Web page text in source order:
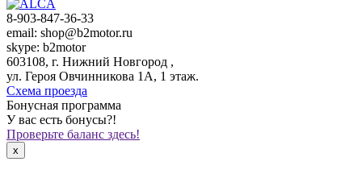
8-903-847-36-33
email: shop@b2motor.ru
skype: b2motor
603108, г. Нижний Новгород ,
ул. Героя Овчинникова 1А, 1 этаж.
Схема проезда
Бонусная программа
У вас есть бонусы?!
Проверьте баланс здесь!
x